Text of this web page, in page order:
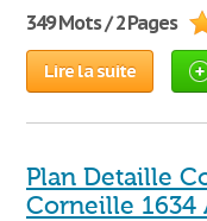
349 Mots / 2 Pages
Lire la suite
Plan Detaille
Corneille 1634